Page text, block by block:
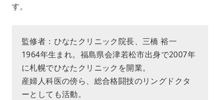
す。
監修者：ひなたクリニック院長、三橋 裕一
1964年生まれ。福島県会津若松市出身で2007年
に札幌でひなたクリニックを開業。
産婦人科医の傍ら、総合格闘技のリングドクタ
ーとしても活動。